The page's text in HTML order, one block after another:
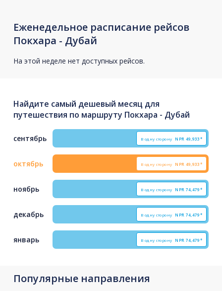
Еженедельное расписание рейсов
Покхара - Дубай
На этой неделе нет доступных рейсов.
Найдите самый дешевый месяц для
путешествия по маршруту Покхара - Дубай
сентябрь В одну сторону NPR 49,933*
октябрь В одну сторону NPR 49,933*
ноябрь В одну сторону NPR 74,479*
декабрь В одну сторону NPR 74,479*
январь В одну сторону NPR 74,479*
Популярные направления